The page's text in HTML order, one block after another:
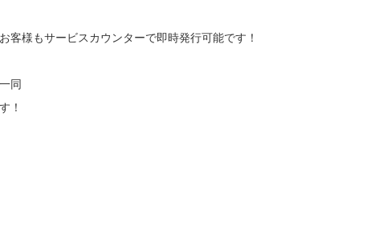
客様もサービスカウンターで即時発行可能です！
一同
！